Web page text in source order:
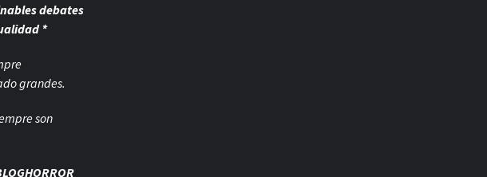
debates
*
grandes.
son